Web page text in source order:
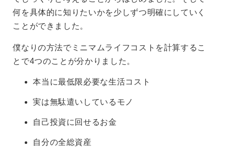
何を具体的に知りたいかを少しずつ明確にしていく
ことができました。
僕なりの方法でミニマムライフコストを計算するこ
とで4つのことが分かりました。
本当に最低限必要な生活コスト
実は無駄遣いしているモノ
自己投資に回せるお金
自分の全総資産